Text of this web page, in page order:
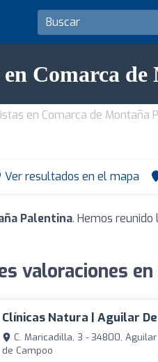
Comarca
en Comarca de Montaña
Ver resultados en el mapa
Palentina. Hemos
valoraciones
Clínicas Natura | Aguilar
C. Maricadilla, 3 - 34800, Aguilar
de Campoo